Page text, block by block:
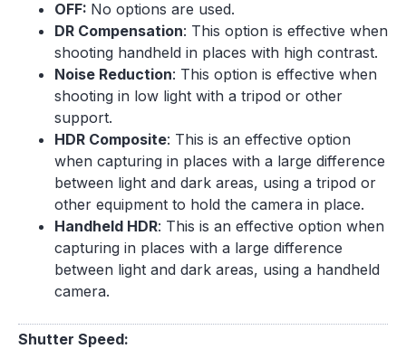
OFF: No options are used.
DR Compensation: This option is effective when
shooting handheld in places with high contrast.
Noise Reduction: This option is effective when
shooting in low light with a tripod or other
support.
HDR Composite: This is an effective option
when capturing in places with a large difference
between light and dark areas, using a tripod or
other equipment to hold the camera in place.
Handheld HDR: This is an effective option when
capturing in places with a large difference
between light and dark areas, using a handheld
camera.
Shutter Speed: